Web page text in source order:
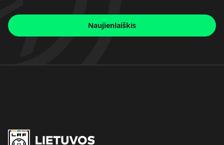
Naujienlaiškis